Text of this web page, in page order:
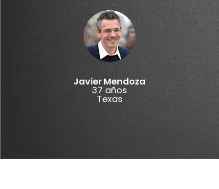
Javier Mendoza
37 años
Texas